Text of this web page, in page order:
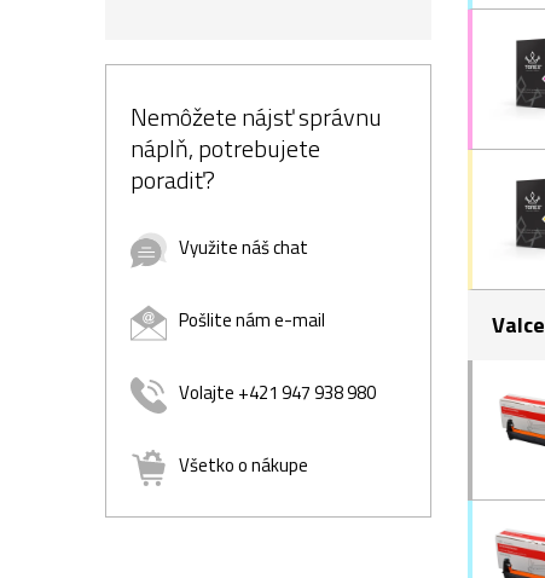
Nemôžete nájsť správnu
náplň, potrebujete
poradiť?
Využite náš chat
Pošlite nám e-mail
Volajte +421 947 938 980
Všetko o nákupe
Valce